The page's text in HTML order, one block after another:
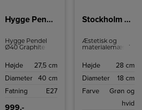
Hygge Pendel Ø40 Graphit Sort
Hygge Pendel
Ø40 Graphite
lampe, der
og tidløs på én
Den smukke
simplicitet
Højde
27,5 cm
Diameter
40 cm
Fatning
E27
999,-
Stockholm Pendel Ø18 Marble Green
Æstetisk og
materialemæssig
lampefamilie
med
kombineret med
Lamperne har
Højde
28 cm
Diameter
18 cm
Farve
Grøn og
hvid